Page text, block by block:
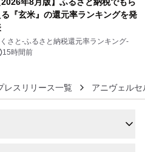
2026年8月版】ふるさと納税でもら
る『玄米』の還元率ランキングを発
さと-ふるさと納税還元率ランキング-
15時間前
レスリリース一覧 アニヴェル